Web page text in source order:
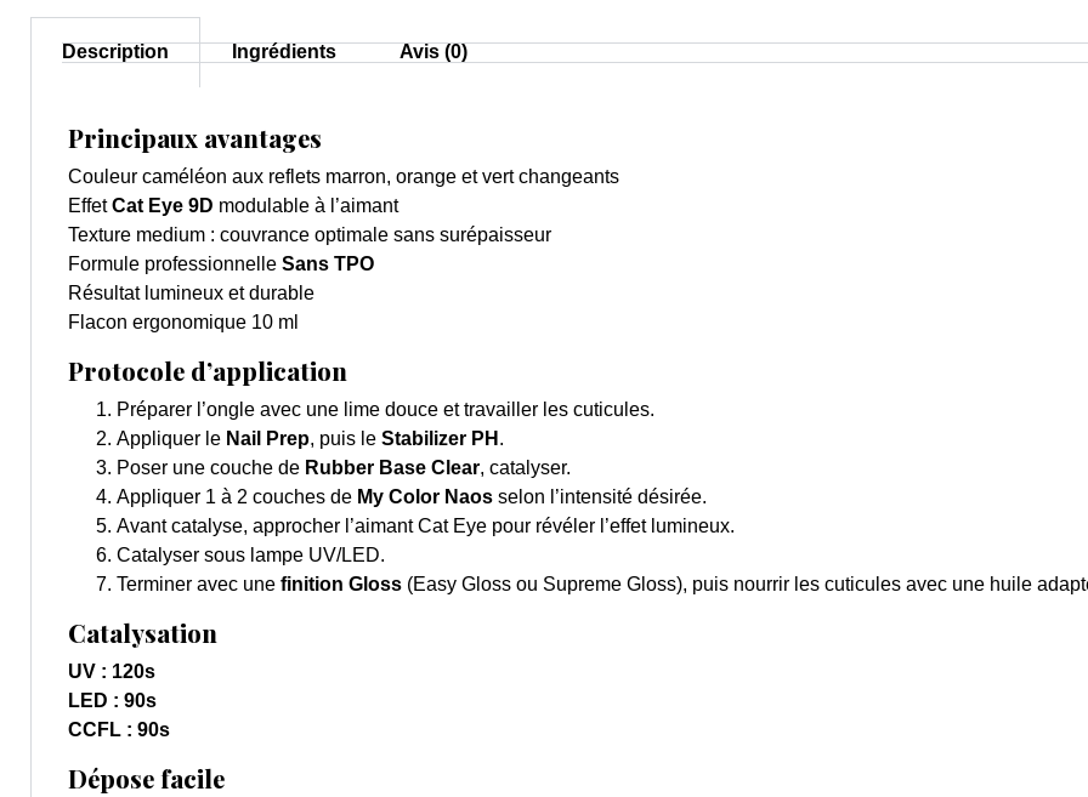
Description Ingrédients Avis (0)
Principaux avantages
Couleur caméléon aux reflets marron, orange et vert changeants
EffetCat Eye 9D modulable à l’aimant
Texture medium : couvrance optimale sans surépaisseur
Formule professionnelle Sans TPO
Résultat lumineux et durable
Flacon ergonomique 10 ml
Protocole d’application
Préparer l’ongle avec une lime douce et travailler les cuticules.
Appliquer le Nail Prep, puis le Stabilizer PH .
Poser une couche de Rubber Base Clear, catalyser.
Appliquer 1 à 2 couches de My Color Naos selon l’intensité désirée.
Avant catalyse, approcher l’aimant Cat Eye pour révéler l’effet lumineux.
Catalyser sous lampe UV/LED.
Terminer avec une finition Gloss (Easy Gloss ou Supreme Gloss), puis nourrir les cuticules avec une huile
Catalysation
UV : 120s
LED : 90s
CCFL : 90s
Dépose facile